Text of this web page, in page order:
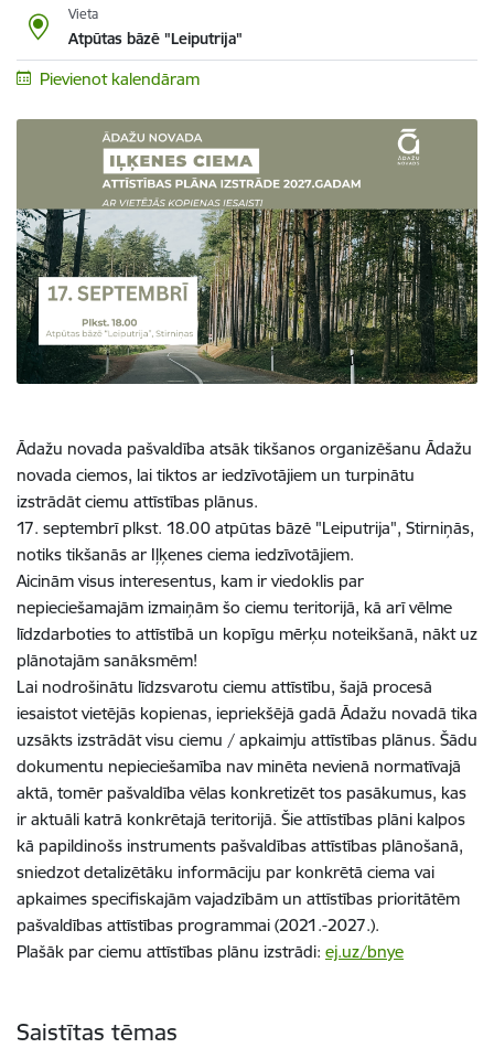
Vieta
Atpūtas bāzē "Leiputrija"
Pievienot kalendāram
Ādažu novada pašvaldība atsāk tikšanos organizēšanu Ādažu
novada ciemos, lai tiktos ar iedzīvotājiem un turpinātu
izstrādāt ciemu attīstības plānus.
17. septembrī plkst. 18.00 atpūtas bāzē "Leiputrija", Stirniņās,
notiks tikšanās ar Iļķenes ciema iedzīvotājiem.
Aicinām visus interesentus, kam ir viedoklis par
nepieciešamajām izmaiņām šo ciemu teritorijā, kā arī vēlme
līdzdarboties to attīstībā un kopīgu mērķu noteikšanā, nākt uz
plānotajām sanāksmēm!
Lai nodrošinātu līdzsvarotu ciemu attīstību, šajā procesā
iesaistot vietējās kopienas, iepriekšējā gadā Ādažu novadā tika
uzsākts izstrādāt visu ciemu / apkaimju attīstības plānus. Šādu
dokumentu nepieciešamība nav minēta nevienā normatīvajā
aktā, tomēr pašvaldība vēlas konkretizēt tos pasākumus, kas
ir aktuāli katrā konkrētajā teritorijā. Šie attīstības plāni kalpos
kā papildinošs instruments pašvaldības attīstības plānošanā,
sniedzot detalizētāku informāciju par konkrētā ciema vai
apkaimes specifiskajām vajadzībām un attīstības prioritātēm
pašvaldības attīstības programmai (2021.-2027.).
Plašāk par ciemu attīstības plānu izstrādi: ej.uz/bnye
Saistītas tēmas